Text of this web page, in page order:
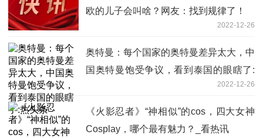
欧的儿子会叫啥？网友：找到规律了！
2022-12-26
奥特曼：每个国家的奥特曼差异太大，中
国奥特曼饱受争议，看到泰国的眼瞎了:
2022-12-26
《火影忍者》“神相似”的cos，四大女神
Cosplay，哪个最有魅力？_看热讯